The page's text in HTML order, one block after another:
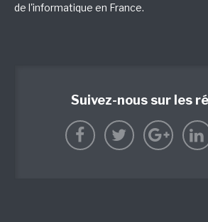
de l'informatique en France.
Suivez-nous sur les